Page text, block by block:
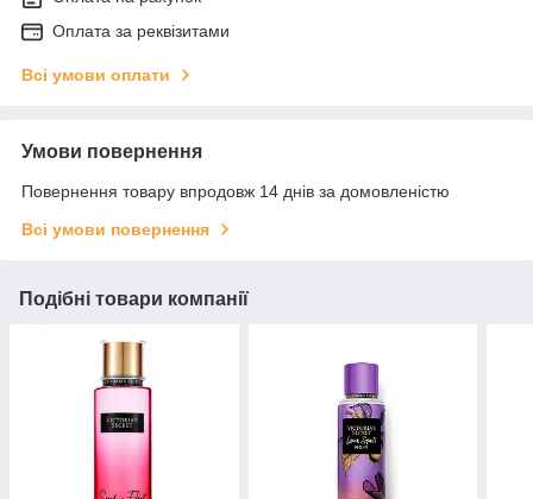
Оплата за реквізитами
Всі умови оплати
Умови повернення
Повернення товару впродовж 14 днів за домовленістю
Всі умови повернення
Подібні товари компанії